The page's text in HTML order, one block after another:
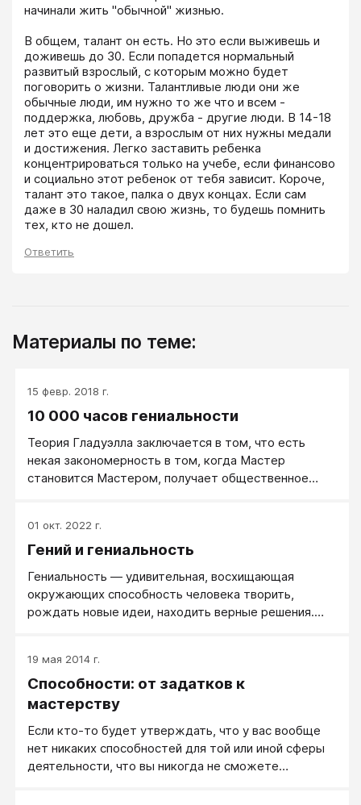
начинали жить "обычной" жизнью.
В общем, талант он есть. Но это если выживешь и
доживешь до 30. Если попадется нормальный
развитый взрослый, с которым можно будет
поговорить о жизни. Талантливые люди они же
обычные люди, им нужно то же что и всем -
поддержка, любовь, дружба - другие люди. В 14-18
лет это еще дети, а взрослым от них нужны медали
и достижения. Легко заставить ребенка
концентрироваться только на учебе, если финансово
и социально этот ребенок от тебя зависит. Короче,
талант это такое, палка о двух концах. Если сам
даже в 30 наладил свою жизнь, то будешь помнить
тех, кто не дошел.
Ответить
Материалы по теме:
15 февр. 2018 г.
10 000 часов гениальности
Теория Гладуэлла заключается в том, что есть
некая закономерность в том, когда Мастер
становится Мастером, получает общественное
часов». И этот статистически подтвержденный
«налет» составляет 10 000 часов практики.
01 окт. 2022 г.
Гений и гениальность
Гениальность — удивительная, восхищающая
окружающих способность человека творить,
рождать новые идеи, находить верные решения.
работу, оказывающую существенное влияние на
других людей в течение многих лет» (Р. С. Элберт,
1975). Для гения характерны чрезвычайная
наследием прошлого и вместе с тем решительное
преодоление устаревших норм и традиций. Гений,
образно говоря, создает новую эпоху в своей
19 мая 2014 г.
Способности: от задатков к
мастерству
Если кто-то будет утверждать, что у вас вообще
нет никаких способностей для той или иной сферы
деятельности, что вы никогда не сможете